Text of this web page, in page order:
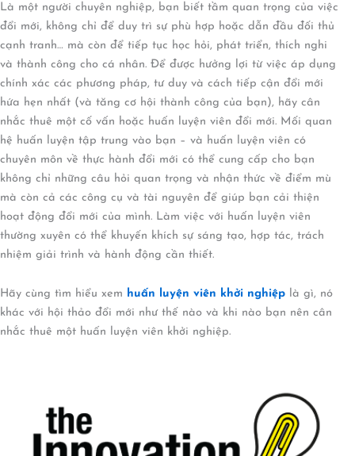
Là một người chuyên nghiệp, bạn biết tầm quan trọng của việc
đổi mới, không chỉ để duy trì sự phù hợp hoặc dẫn đầu đối thủ
cạnh tranh… mà còn để tiếp tục học hỏi, phát triển, thích nghi
và thành công cho cá nhân. Để được hưởng lợi từ việc áp dụng
chính xác các phương pháp, tư duy và cách tiếp cận đổi mới
hứa hẹn nhất (và tăng cơ hội thành công của bạn), hãy cân
nhắc thuê một cố vấn hoặc huấn luyện viên đổi mới. Mối quan
hệ huấn luyện tập trung vào bạn – và huấn luyện viên có
chuyên môn về thực hành đổi mới có thể cung cấp cho bạn
không chỉ những câu hỏi quan trọng và nhận thức về điểm mù
mà còn cả các công cụ và tài nguyên để giúp bạn cải thiện
hoạt động đổi mới của mình. Làm việc với huấn luyện viên
thường xuyên có thể khuyến khích sự sáng tạo, hợp tác, trách
nhiệm giải trình và hành động cần thiết.
Hãy cùng tìm hiểu xem huấn luyện viên khởi nghiệp là gì, nó
khác với hội thảo đổi mới như thế nào và khi nào bạn nên cân
nhắc thuê một huấn luyện viên khởi nghiệp.